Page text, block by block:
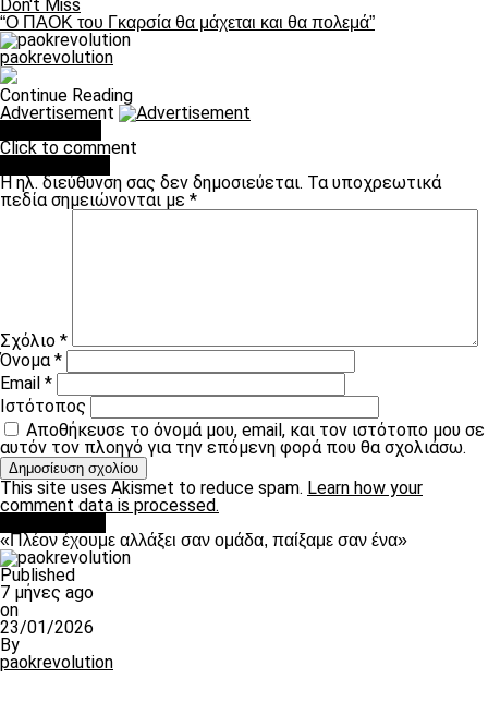
Don't Miss
“O ΠΑΟΚ του Γκαρσία θα μάχεται και θα πολεμά”
paokrevolution
Continue Reading
Advertisement
Click to comment
Η ηλ. διεύθυνση σας δεν δημοσιεύεται. Τα υποχρεωτικά
πεδία σημειώνονται με *
Σχόλιο *
Όνομα*
Email *
Ιστότοπος
Αποθήκευσε το όνομά μου, email, και τον ιστότοπο μου σε
αυτόν τον πλοηγό για την επόμενη φορά που θα σχολιάσω.
This site uses Akismet to reduce spam. Learn how your
comment data is processed.
«Πλέον έχουμε αλλάξει σαν ομάδα, παίξαμε σαν ένα»
Published
7 μήνες ago
on
23/01/2026
By
paokrevolution